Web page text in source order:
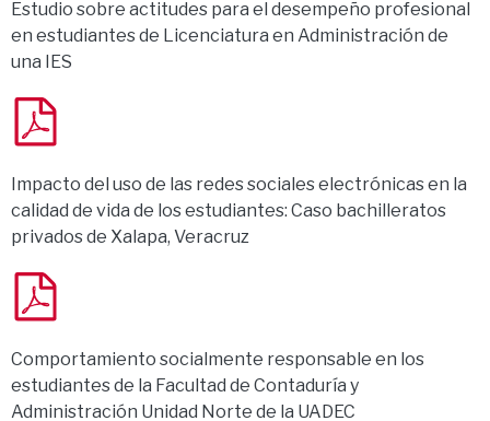
Estudio sobre actitudes para el desempeño profesional
en estudiantes de Licenciatura en Administración de
una IES
Impacto del uso de las redes sociales electrónicas en la
calidad de vida de los estudiantes: Caso bachilleratos
privados de Xalapa, Veracruz
Comportamiento socialmente responsable en los
estudiantes de la Facultad de Contaduría y
Administración Unidad Norte de la UADEC